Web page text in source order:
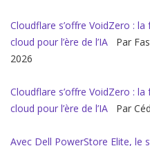
Cloudflare s’offre VoidZero :
cloud pour l’ère de l’IA
Par
2026
Cloudflare s’offre VoidZero :
cloud pour l’ère de l’IA
Par
Avec Dell PowerStore Elite, le